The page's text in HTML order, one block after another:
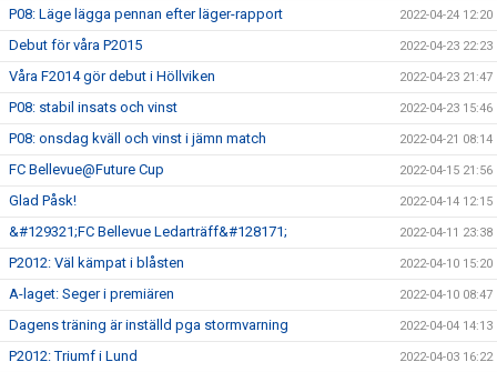
P08: Läge lägga pennan efter läger-rapport 2022-04-24 12:20
Debut för våra P2015 2022-04-23 22:23
Våra F2014 gör debut i Höllviken 2022-04-23 21:47
P08: stabil insats och vinst 2022-04-23 15:46
P08: onsdag kväll och vinst i jämn match 2022-04-21 08:14
FC Bellevue@Future Cup 2022-04-15 21:56
Glad Påsk! 2022-04-14 12:15
&#129321;FC Bellevue Ledarträff&#128171; 2022-04-11 23:38
P2012: Väl kämpat i blåsten 2022-04-10 15:20
A-laget: Seger i premiären 2022-04-10 08:47
Dagens träning är inställd pga stormvarning 2022-04-04 14:13
P2012: Triumf i Lund 2022-04-03 16:22